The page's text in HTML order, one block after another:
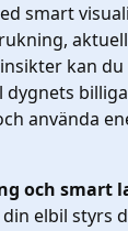
smart
kan
använda
och smart
elbil styrs